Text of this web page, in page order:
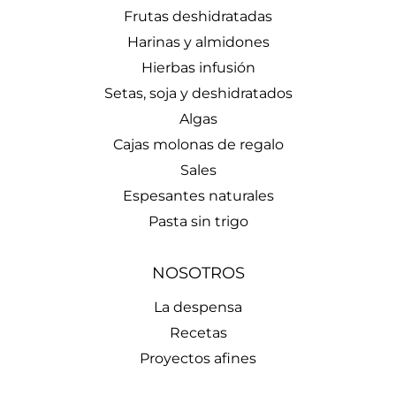
Frutas deshidratadas
Harinas y almidones
Hierbas infusión
Setas, soja y deshidratados
Algas
Cajas molonas de regalo
Sales
Espesantes naturales
Pasta sin trigo
NOSOTROS
La despensa
Recetas
Proyectos afines